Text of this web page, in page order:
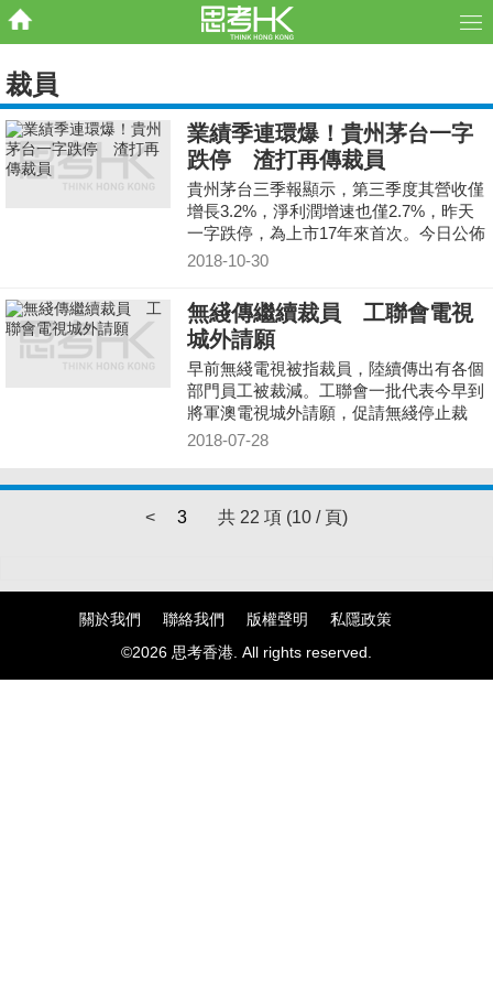
裁員
業績季連環爆！貴州茅台一字
跌停 渣打再傳裁員
貴州茅台三季報顯示，第三季度其營收僅
增長3.2%，淨利潤增速也僅2.7%，昨天
一字跌停，為上市17年來首次。今日公佈
第三季業績的渣打則再次傳出將於第四季
2018-10-30
無綫傳繼續裁員 工聯會電視
城外請願
早前無綫電視被指裁員，陸續傳出有各個
部門員工被裁減。工聯會一批代表今早到
將軍澳電視城外請願，促請無綫停止裁
員，呼籲受影響員工與資方對話。
2018-07-28
< 3 共 22 項 (10 / 頁)
關於我們 聯絡我們 版權聲明
私隱政策
©2026 思考香港. All rights reserved.